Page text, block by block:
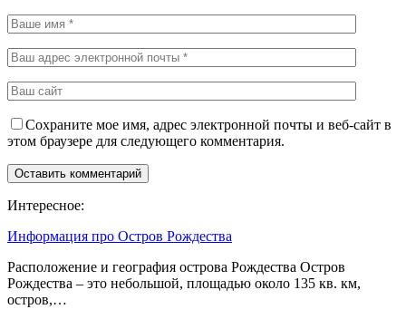
Сохраните мое имя, адрес электронной почты и веб-сайт в
этом браузере для следующего комментария.
Интересное:
Информация про Остров Рождества
Расположение и география острова Рождества Остров
Рождества – это небольшой, площадью около 135 кв. км,
остров,…